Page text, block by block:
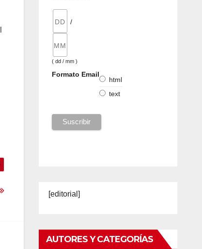
/
( dd / mm )
Formato Email
html
text
[editorial]
AUTORES Y CATEGORÍAS